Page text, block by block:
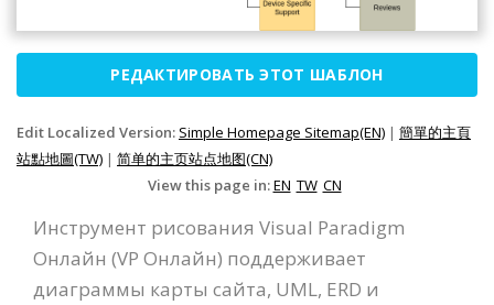
РЕДАКТИРОВАТЬ ЭТОТ ШАБЛОН
Edit Localized Version: Simple Homepage Sitemap(EN) | 簡單的主頁
站點地圖(TW) | 简单的主页站点地图(CN)
View this page in:EN TW CN
Инструмент рисования Visual Paradigm
Онлайн (VP Онлайн) поддерживает
диаграммы карты сайта, UML, ERD и